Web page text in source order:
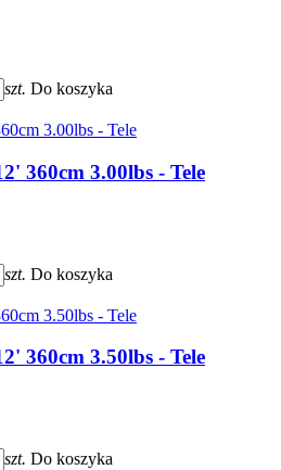
szt. Do koszyka
360cm 3.00lbs - Tele
szt. Do koszyka
360cm 3.50lbs - Tele
szt. Do koszyka